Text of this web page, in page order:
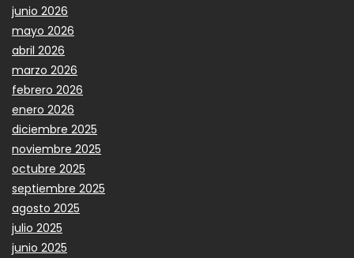
junio 2026
mayo 2026
abril 2026
marzo 2026
febrero 2026
enero 2026
diciembre 2025
noviembre 2025
octubre 2025
septiembre 2025
agosto 2025
julio 2025
junio 2025